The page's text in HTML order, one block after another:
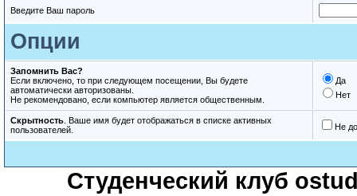
Введите Ваш пароль
Опции
Запомнить Вас?
Если включено, то при следующем посещении, Вы будете
автоматически авторизованы.
Не рекомендовано, если компьютер является общественным.
Да
Нет
Скрытность. Ваше имя будет отображаться в списке активных
пользователей.
Не
Студенческий клуб